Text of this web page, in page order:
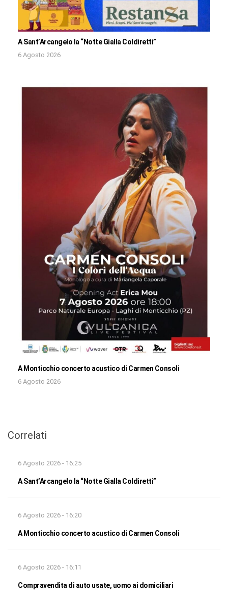
A Sant’Arcangelo la “Notte Gialla Coldiretti”
6 Agosto 2026
A Monticchio concerto acustico di Carmen Consoli
6 Agosto 2026
Correlati
6 Agosto 2026 - 16:25
A Sant’Arcangelo la “Notte Gialla Coldiretti”
6 Agosto 2026 - 16:20
A Monticchio concerto acustico di Carmen Consoli
6 Agosto 2026 - 16:11
Compravendita di auto usate, uomo ai domiciliari